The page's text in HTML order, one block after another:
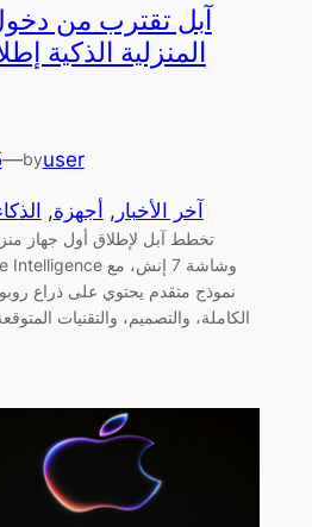
آبل تقترب من
المنزلية الذكية
—byuser
آخر الأخبار , أجهزة,
تخطط آبل لإطلاق أول جهاز
نموذج متقدم يحتوي على ذراع
الكاملة، والتصميم، والتقنيات